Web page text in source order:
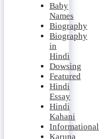
Baby
Names
Biography
Biography
in
Hindi
Dowsing
Featured
Hindi
Essay
Hindi
Kahani
Informational
Karuna